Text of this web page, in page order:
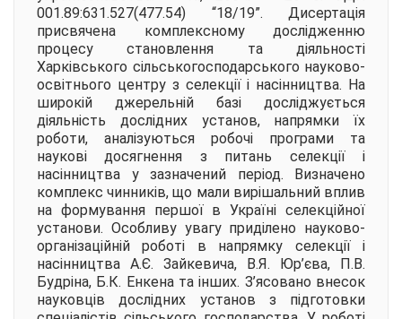
001.89:631.527(477.54) “18/19”. Дисертація
присвячена комплексному дослідженню
процесу становлення та діяльності
Харківського сільськогосподарського науково-
освітнього центру з селекції і насінництва. На
широкій джерельній базі досліджується
діяльність дослідних установ, напрямки їх
роботи, аналізуються робочі програми та
наукові досягнення з питань селекції і
насінництва у зазначений період. Визначено
комплекс чинників, що мали вирішальний вплив
на формування першої в Україні селекційної
установи. Особливу увагу приділено науково-
організаційній роботі в напрямку селекції і
насінництва А.Є. Зайкевича, В.Я. Юр’єва, П.В.
Будріна, Б.К. Енкена та інших. З’ясовано внесок
науковців дослідних установ з підготовки